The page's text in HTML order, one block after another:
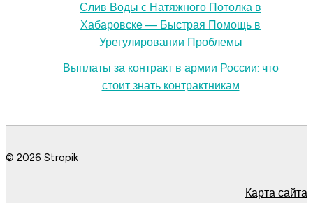
Слив Воды с Натяжного Потолка в
Хабаровске — Быстрая Помощь в
Урегулировании Проблемы
Выплаты за контракт в армии России: что
стоит знать контрактникам
© 2026 Stropik
Карта сайта